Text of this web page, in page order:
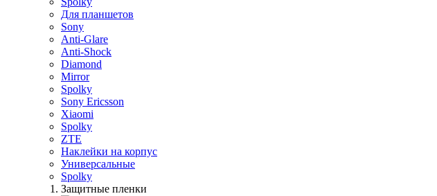
Для планшетов
Sony
Anti-Glare
Anti-Shock
Diamond
Mirror
Spolky
Sony Ericsson
Xiaomi
Spolky
ZTE
Наклейки на корпус
Универсальные
Spolky
Защитные пленки